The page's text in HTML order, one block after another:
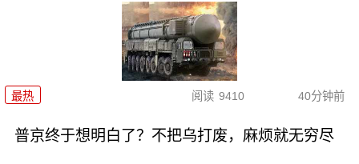
最热 阅读 9410 40分钟前
普京终于想明白了？不把乌打废，麻烦就无穷尽